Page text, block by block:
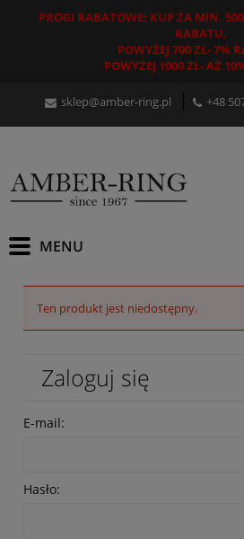
PROGI RABATOWE: KUP ZA MIN.
RABATU,
POWYŻEJ 700 ZŁ- 7%
POWYŻEJ 1000 ZŁ- AŻ
sklep@amber-ring.pl +48
Ten produkt jest niedostępny.
Zaloguj się
E-mail:
Hasło: